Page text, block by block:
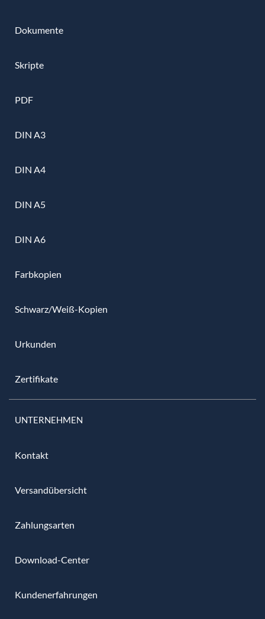
Dokumente
Skripte
PDF
DIN A3
DIN A4
DIN A5
DIN A6
Farbkopien
Schwarz/Weiß-Kopien
Urkunden
Zertifikate
UNTERNEHMEN
Kontakt
Versandübersicht
Zahlungsarten
Download-Center
Kundenerfahrungen